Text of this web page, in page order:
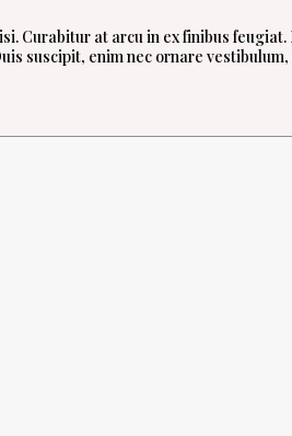
Curabitur at arcu in ex finibus
suscipit, enim nec ornare